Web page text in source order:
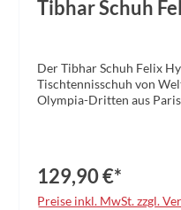
Tibhar Schuh
Der Tibhar Schuh Felix
Tischtennisschuh von
Olympia-Dritten aus
für die Anforderungen
der Hyper Fire eine
129,90 €*
Preise inkl. MwSt. zzgl.